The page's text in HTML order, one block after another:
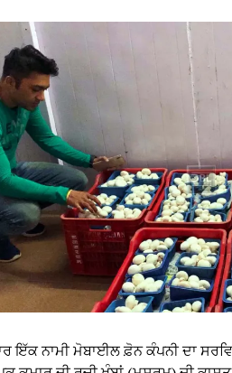
ਇੱਕ ਨਾਮੀ ਮੋਬਾਈਲ ਫ਼ੋਨ ਕੰਪਨੀ ਦਾ